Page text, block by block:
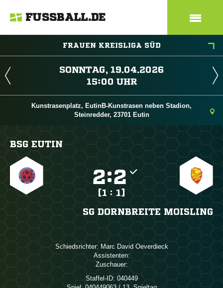
FUSSBALL.DE
FRAUEN KREISLIGA SÜD
 
 
Kunstrasenplatz, EutinB-Kunstrasen neben Stadion,
Steinredder, 23701 Eutin
BSG EUTIN
:
[1 : 1]
SG DORNBREITE MOISLING
Schiedsrichter:   
Assistenten:
Zuschauer:
Staffel-ID: 040449